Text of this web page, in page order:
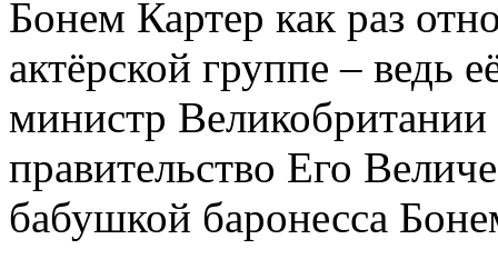
Бонем Картер как раз
актёрской группе – ведь
министр Великобритании
правительство Его
бабушкой баронесса